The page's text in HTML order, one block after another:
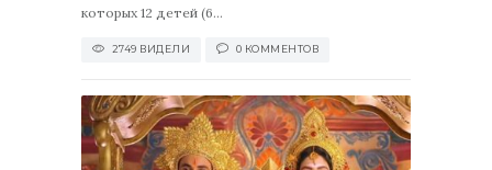
которых 12 детей (6...
2749 ВИДЕЛИ 0 КОММЕНТОВ